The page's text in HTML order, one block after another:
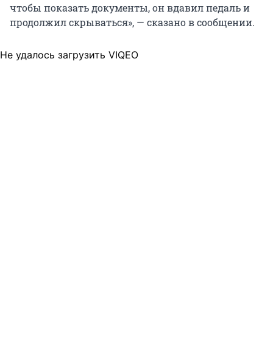
чтобы показать документы, он вдавил педаль и
продолжил скрываться», — сказано в сообщении.
Не удалось загрузить VIQEO